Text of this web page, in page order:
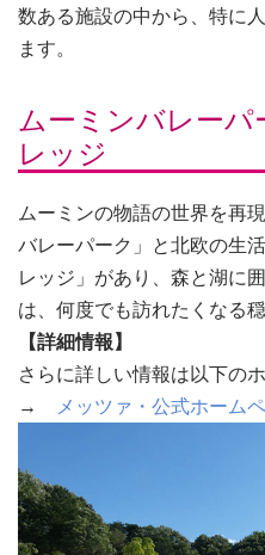
数ある施設の中から、特に
ます。
ムーミンバレー
レッジ
ムーミンの物語の世界を再
バレーパーク」と北欧の生
レッジ」があり、森と湖に
は、何度でも訪れたくなる
【詳細情報】
さらに詳しい情報は以下の
→ メッツァ・公式ホーム